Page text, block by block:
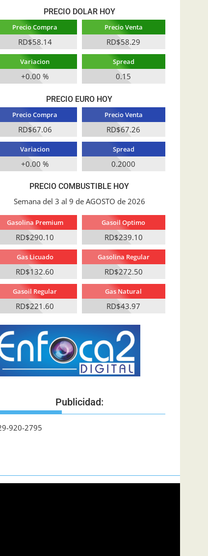
PRECIO DOLAR HOY
Precio Compra
RD$58.14
Precio Venta
RD$58.29
Variacion
+0.00 %
Spread
0.15
PRECIO EURO HOY
Precio Compra
RD$67.06
Precio Venta
RD$67.26
Variacion
+0.00 %
Spread
0.2000
PRECIO COMBUSTIBLE HOY
Semana del 3 al 9 de AGOSTO de 2026
Gasolina Premium
RD$290.10
Gasoil Optimo
RD$239.10
Gas Licuado
RD$132.60
Gasolina Regular
RD$272.50
Gasoil Regular
RD$221.60
Gas Natural
RD$43.97
Publicidad:
920-2795